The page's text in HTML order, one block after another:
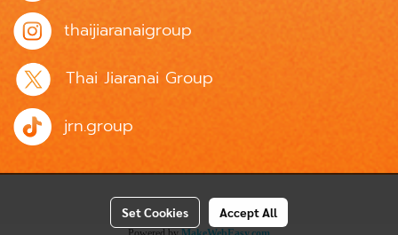
thaijiaranaigroup
Thai Jiaranai Group
jrn.group
Set Cookies Accept All